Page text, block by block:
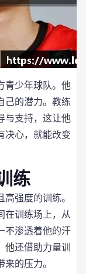
青少年球队。他
己的潜力。教练
与支持，这让他
决心，就能改变
练
强度的训练。
在训练场上，从
不渗透着他的汗
他还借助力量训
的压力。